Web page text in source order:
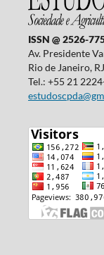
ISSN @ 2526-
Av. Presidente
Rio de Janeiro,
Tel.: +55 21